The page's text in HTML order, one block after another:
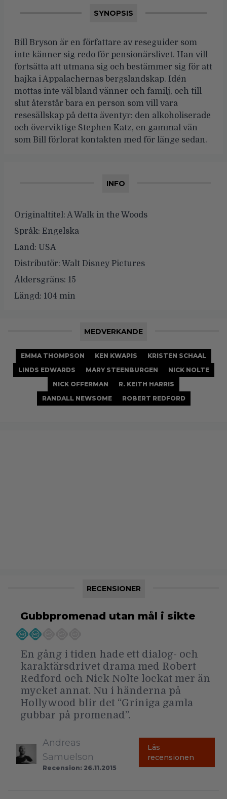
SYNOPSIS
Bill Bryson är en författare av reseguider som
inte känner sig redo för pensionärslivet. Han vill
fortsätta att utmana sig och bestämmer sig för att
hajka i Appalachernas bergslandskap. Idén
mottas inte väl bland vänner och familj, och till
slut återstår bara en person som vill vara
resesällskap på detta äventyr: den alkoholiserade
och överviktige Stephen Katz, en gammal vän
som Bill förlorat kontakten med för länge sedan.
INFO
Originaltitel: A Walk in the Woods
Språk: Engelska
Land: USA
Distributör: Walt Disney Pictures
Åldersgräns: 15
Längd: 104 min
MEDVERKANDE
EMMA THOMPSON KEN KWAPIS
KRISTEN SCHAAL
LINDS EDWARDS
MARY STEENBURGEN
NICK NOLTE
NICK OFFERMAN
R. KEITH HARRIS
RANDALL NEWSOME
ROBERT REDFORD
RECENSIONER
Gubbpromenad utan mål i sikte
En gång i tiden hade ett dialog- och
karaktärsdrivet drama med Robert
Redford och Nick Nolte lockat mer än
mycket annat. Nu i händerna på
Hollywood blir det “Griniga gamla
gubbar på promenad”.
Andreas
Samuelson
Recension: 26.11.2015
Läs
recensionen